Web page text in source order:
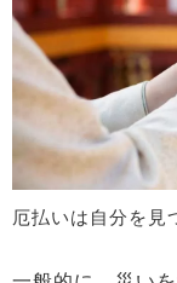
厄払いは自分を見